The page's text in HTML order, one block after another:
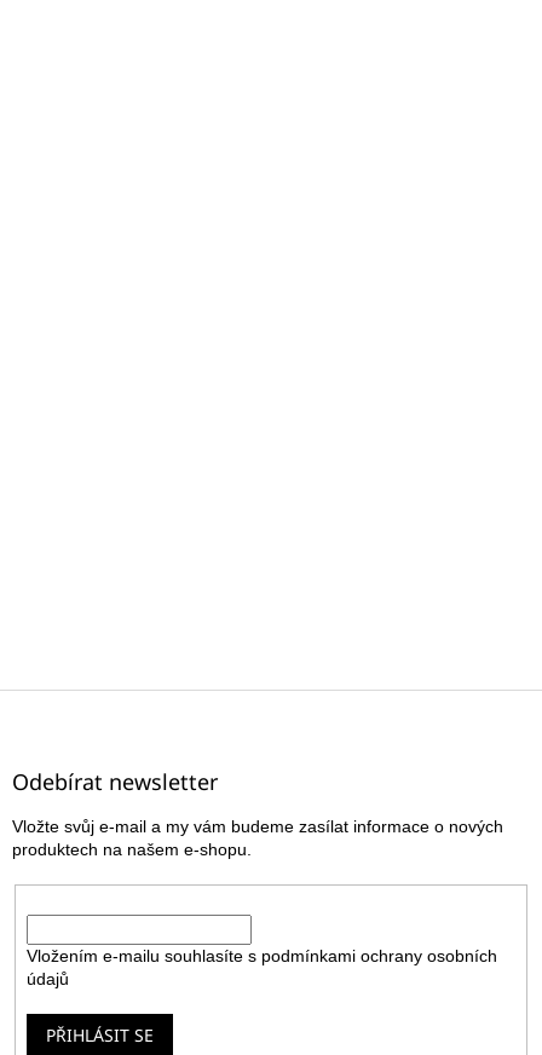
Z
Odebírat newsletter
Vložte svůj e-mail a my vám budeme zasílat informace o nových
produktech na našem e-shopu.
Vložením e-mailu souhlasíte s podmínkami ochrany osobních
údajů
PŘIHLÁSIT SE